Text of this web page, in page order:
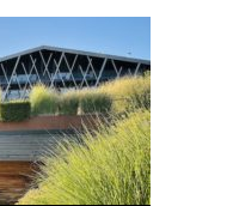
Warum der